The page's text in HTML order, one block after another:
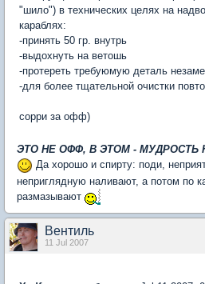
"шило") в технических целях на
караблях:
-принять 50 гр. внутрь
-выдохнуть на ветошь
-протереть требуюмую деталь
-для более тщательной очистки
сорри за офф)
ЭТО НЕ ОФФ, В ЭТОМ - МУДРОСТЬ
Да хорошо и спирту: поди,
неприглядную наливают, а потом по
размазывают
Вентиль
11 Jul 2007